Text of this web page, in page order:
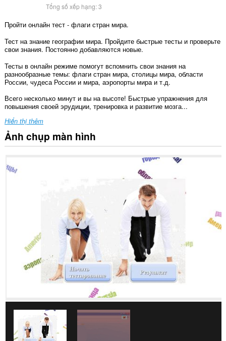
Tổng số xếp hạng:3
Пройти онлайн тест - флаги стран мира.
Тест на знание географии мира. Пройдите быстрые тесты и проверьте
свои знания. Постоянно добавляются новые.
Тесты в онлайн режиме помогут вспомнить свои знания на
разнообразные темы: флаги стран мира, столицы мира, области
России, чудеса России и мира, аэропорты мира и т.д.
Всего несколько минут и вы на высоте! Быстрые упражнения для
повышения своей эрудиции, тренировка и развитие мозга...
Hiển thị thêm
Ảnh chụp màn hình